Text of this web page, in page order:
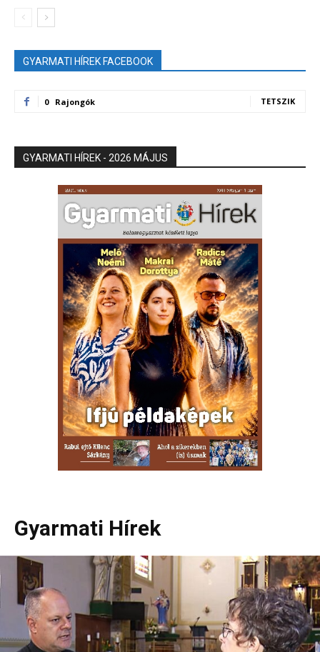
GYARMATI HÍREK FACEBOOK
0 Rajongók TETSZIK
GYARMATI HÍREK - 2026 MÁJUS
Gyarmati Hírek